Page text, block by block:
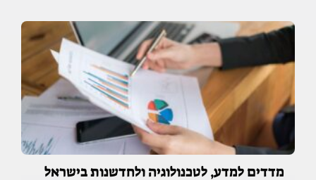
מדדים למדע, לטכנולוגיה ולחדשנות בישראל